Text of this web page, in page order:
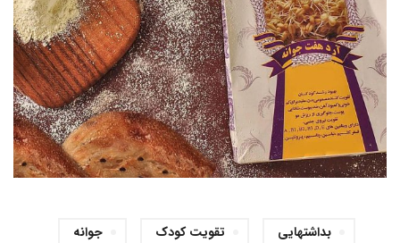
بداشتهایی تقویت کودک
جوانه